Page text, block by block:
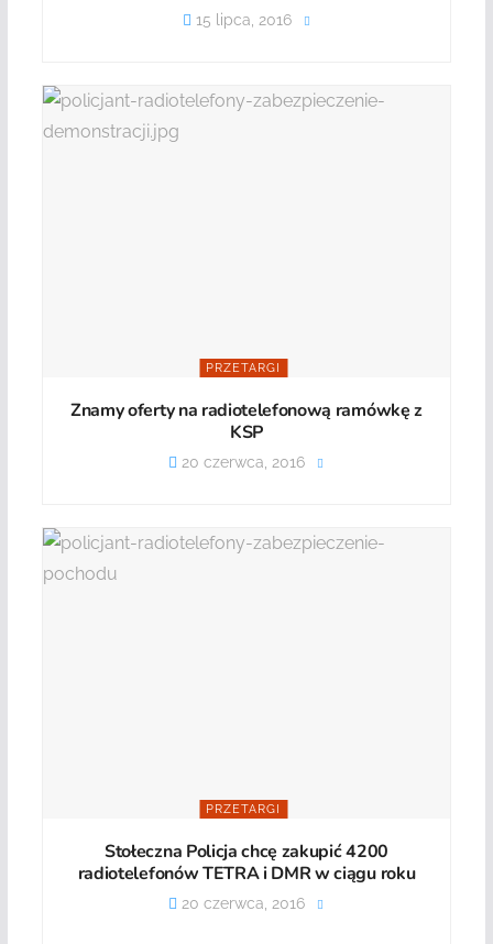
15 lipca, 2016
PRZETARGI
Znamy oferty na radiotelefonową ramówkę z
KSP
20 czerwca, 2016
PRZETARGI
Stołeczna Policja chcę zakupić 4200
radiotelefonów TETRA i DMR w ciągu roku
20 czerwca, 2016